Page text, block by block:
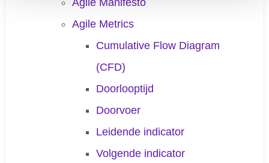
Agile Metrics
Cumulative Flow Diagram
(CFD)
Doorlooptijd
Doorvoer
Leidende indicator
Volgende indicator